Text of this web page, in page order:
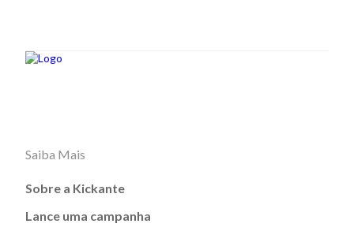
Saiba Mais
Sobre a Kickante
Lance uma campanha